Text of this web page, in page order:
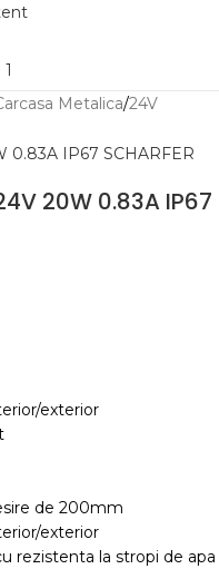
Metalica/24V
20W 0.83A IP67
exterior
de 200mm
exterior
rezistenta la stropi de apa